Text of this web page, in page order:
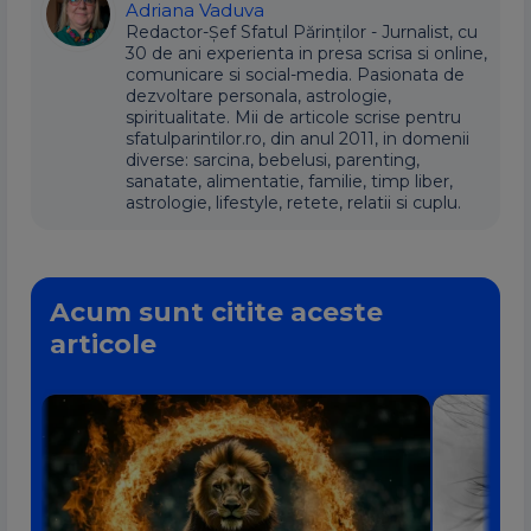
Adriana Vaduva
Redactor-Șef Sfatul Părinților - Jurnalist, cu
30 de ani experienta in presa scrisa si online,
comunicare si social-media. Pasionata de
dezvoltare personala, astrologie,
spiritualitate. Mii de articole scrise pentru
sfatulparintilor.ro, din anul 2011, in domenii
diverse: sarcina, bebelusi, parenting,
sanatate, alimentatie, familie, timp liber,
astrologie, lifestyle, retete, relatii si cuplu.
Acum sunt citite aceste
articole